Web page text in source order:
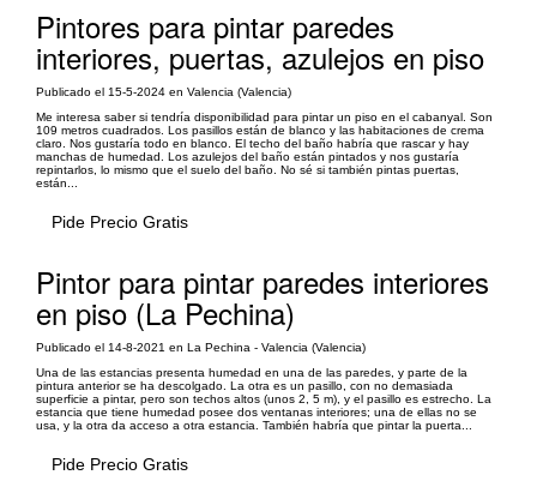
Pintores para pintar paredes
interiores, puertas, azulejos en piso
Publicado el 15-5-2024 en Valencia (Valencia)
Me interesa saber si tendría disponibilidad para pintar un piso en el cabanyal. Son
109 metros cuadrados. Los pasillos están de blanco y las habitaciones de crema
claro. Nos gustaría todo en blanco. El techo del baño habría que rascar y hay
manchas de humedad. Los azulejos del baño están pintados y nos gustaría
repintarlos, lo mismo que el suelo del baño. No sé si también pintas puertas,
están...
Pide Precio Gratis
Pintor para pintar paredes interiores
en piso (La Pechina)
Publicado el 14-8-2021 en La Pechina - Valencia (Valencia)
Una de las estancias presenta humedad en una de las paredes, y parte de la
pintura anterior se ha descolgado. La otra es un pasillo, con no demasiada
superficie a pintar, pero son techos altos (unos 2, 5 m), y el pasillo es estrecho. La
estancia que tiene humedad posee dos ventanas interiores; una de ellas no se
usa, y la otra da acceso a otra estancia. También habría que pintar la puerta...
Pide Precio Gratis